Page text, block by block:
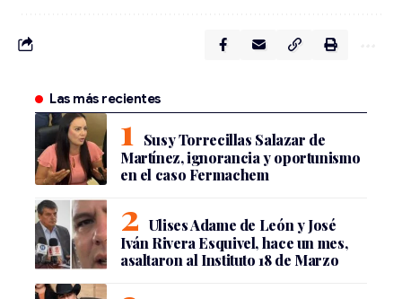
Las más recientes
Susy Torrecillas Salazar de
Martínez, ignorancia y oportunismo
en el caso Fermachem
Ulises Adame de León y José
Iván Rivera Esquivel, hace un mes,
asaltaron al Instituto 18 de Marzo